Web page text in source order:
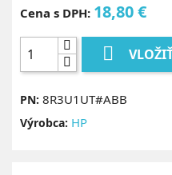
Cena s DPH: 18,80 €

PN: 8R3U1UT#ABB
Výrobca: HP